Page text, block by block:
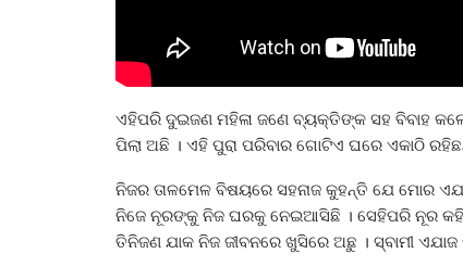
ଏହିପରି ଦୁଇଜଣ ମହିଳା ଜଣେ ବ୍ୟକ୍ତିଙ୍କ ସହ ବିବାହ
ପିଲା ଅଛି । ଏହି ପୁରା ପରିବାର ଗୋଟିଏ ଘରେ ଏକାଠି
ନିଜର ତାଳମେଳ ବିଷୟରେ ସହନାଜ କୁହନ୍ତି ଯେ ମୋର
ନିଜେ ନୂରଙ୍କୁ ନିଜ ଘରକୁ ନେଇଆସିଛି । ସେହିପରି ନୂର
ତିନିଜଣ ଯାକ ନିଜ ଜୀବନରେ ଖୁସିରେ ଅଛୁ । ସ୍ବାମୀ